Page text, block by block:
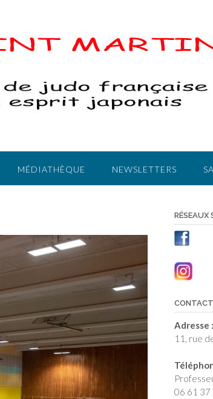
MÉDIATHÈQUE NEWSLETTERS
RÉSEAUX
Adresse :
11, rue
06 61 37